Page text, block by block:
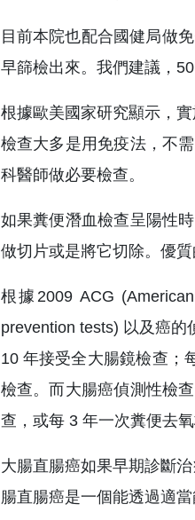
目前本院也配合國健局做
早篩檢出來。我們建議，
根據歐美國家研究顯示，
檢查大多是用免疫法，不
科醫師做必要檢查。
如果糞便潛血檢查呈陽性
做切片或是將它切除。優
根據2009 ACG
prevention tests) 以及癌
10 年接受全大腸鏡檢查；
檢查。而大腸癌偵測性檢
查，或每 3 年一次糞便去氧
大腸直腸癌如果早期診斷
腸直腸癌是一個能透過適